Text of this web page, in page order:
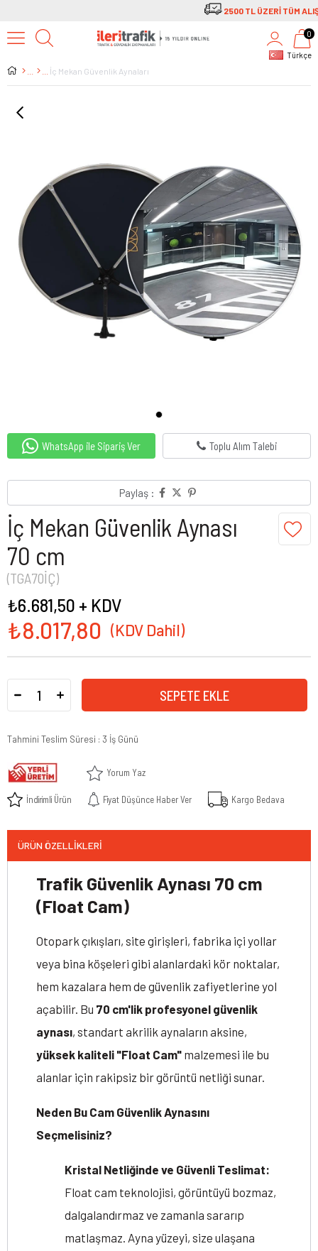
Türkçe
0
İç Mekan Güvenlik Aynaları
WhatsApp ile Sipariş Ver Toplu Alım Talebi
Paylaş :
İç Mekan Güvenlik Aynası
70 cm
(TGA70İÇ)
₺8.017,80
₺6.681,50 + KDV
Tahmini Teslim Süresi : 3 İş Günü
Yorum Yaz
İndirimli Ürün Fiyat Düşünce Haber Ver Kargo Bedava
ÜRÜN ÖZELLIKLERI
Trafik Güvenlik Aynası 70 cm
(Float Cam)
Otopark çıkışları, site girişleri, fabrika içi yollar
veya bina köşeleri gibi alanlardaki kör noktalar,
hem kazalara hem de güvenlik zafiyetlerine yol
açabilir. Bu 70 cm'lik profesyonel güvenlik
aynası, standart akrilik aynaların aksine,
yüksek kaliteli "Float Cam" malzemesi ile bu
alanlar için rakipsiz bir görüntü netliği sunar.
Neden Bu Cam Güvenlik Aynasını
Seçmelisiniz?
Kristal Netliğinde ve Güvenli Teslimat:
Float cam teknolojisi, görüntüyü bozmaz,
dalgalandırmaz ve zamanla sararıp
matlaşmaz. Ayna yüzeyi, size ulaşana